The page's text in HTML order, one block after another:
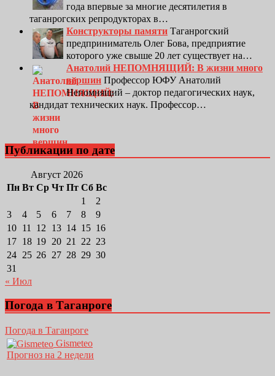
года впервые за многие десятилетия в
таганрогских репродукторах в…
Конструкторы памяти Таганрогский
предприниматель Олег Бова, предприятие
которого уже свыше 20 лет существует на…
Анатолий НЕПОМНЯЩИЙ: В жизни много
вершин Профессор ЮФУ Анатолий
Непомнящий – доктор педагогических наук,
кандидат технических наук. Профессор…
Публикации по дате
Август 2026
Пн Вт Ср Чт Пт Сб Вс
1
2
3
4 5 6 7 8
9
10 11 12 13 14 15 16
17 18 19 20 21 22 23
24 25 26 27 28 29 30
31
« Июл
Погода в Таганроге
Погода в Таганроге
Gismeteo
Прогноз на 2 недели